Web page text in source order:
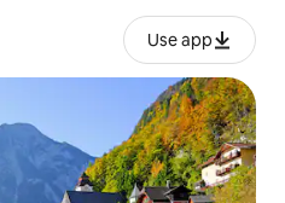
Use app